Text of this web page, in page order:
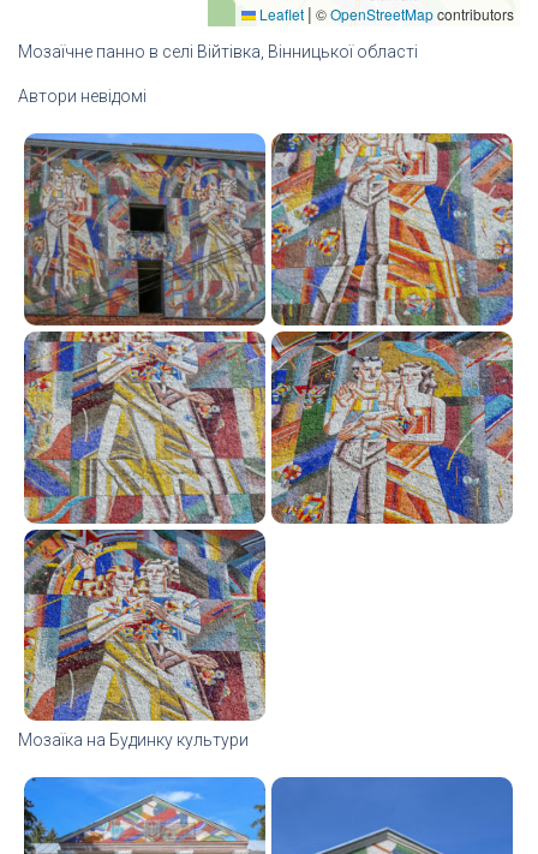
Leaflet | ©OpenStreetMapcontributors
Мозаїчне панно в селі Війтівка, Вінницької області
Автори невідомі
Мозаїка на Будинку культури